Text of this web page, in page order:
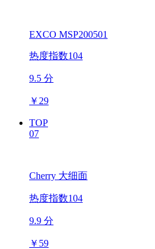
EXCO MSP200501
热度指数104
9.5 分
￥ 29
TOP
07
Cherry 大细面
热度指数104
9.9 分
￥ 59